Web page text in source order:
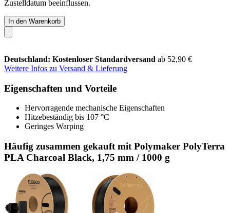
Zustelldatum beeinflussen.
In den Warenkorb
Deutschland: Kostenloser Standardversand ab 52,90 €
Weitere Infos zu Versand & Lieferung
Eigenschaften und Vorteile
Hervorragende mechanische Eigenschaften
Hitzebeständig bis 107 °C
Geringes Warping
Häufig zusammen gekauft mit Polymaker PolyTerra
PLA Charcoal Black, 1,75 mm / 1000 g